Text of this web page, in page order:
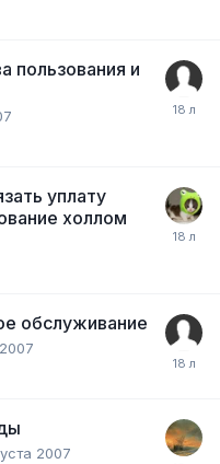
пользования и
уплату
холлом
обслуживание
2007